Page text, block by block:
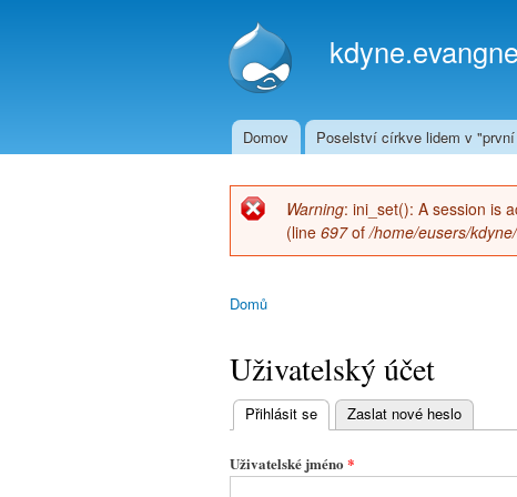
Hlavní menu
Domov Poselství církve lidem v
Chybová zpráva
Warning: ini_set(): A session is
(line 697of/home/eusers/
Domů
Uživatelský účet
Hlavní
záložky
Přihlásit se (aktivní záložka)
Zaslat nové heslo
Uživatelské jméno *